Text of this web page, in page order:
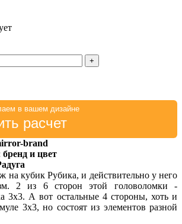
+
в вашем дизайне
расчет
brand
бренд и цвет
на кубик Рубика, и действительно у него
2 из 6 сторон этой головоломки -
3х3. А вот остальные 4 стороны, хоть и
3х3, но состоят из элементов разной